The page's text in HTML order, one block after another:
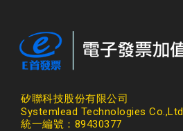
矽聯科技股份有限公司
Systemlead Technologies Co.,Ltd
統一編號：89430377